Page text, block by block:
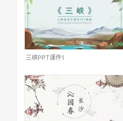
三峡PPT课件1